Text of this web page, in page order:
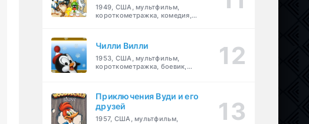
1949, США, мультфильм,
короткометражка, комедия,
Чилли Вилли
1953, США, мультфильм,
короткометражка, боевик,
Приключения Вуди и его
друзей
1957, США, мультфильм,